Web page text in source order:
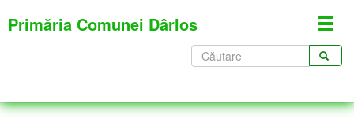
Primăria Comunei Dârlos
Formular
de